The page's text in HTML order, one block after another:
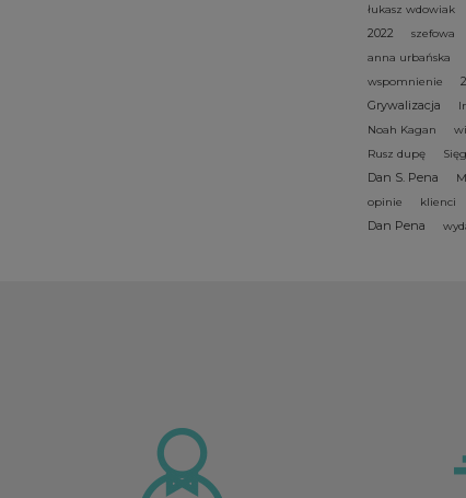
łukasz wdowiak
2022 szefowa
anna urbańska
wspomnienie
Grywalizacja
Noah Kagan
Rusz dupę
Dan S. Pena
opinie
klienci
Dan Pena